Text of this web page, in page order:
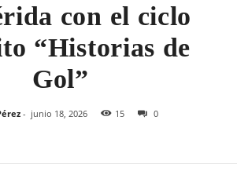
con el ciclo
“Historias de
Gol”
- junio 18, 2026 15 0